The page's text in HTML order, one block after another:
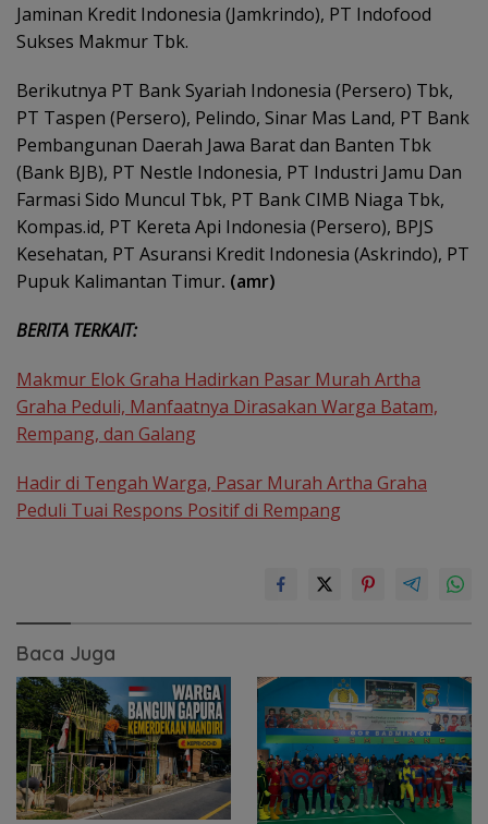
Jaminan Kredit Indonesia (Jamkrindo), PT Indofood
Sukses Makmur Tbk.
Berikutnya PT Bank Syariah Indonesia (Persero) Tbk,
PT Taspen (Persero), Pelindo, Sinar Mas Land, PT Bank
Pembangunan Daerah Jawa Barat dan Banten Tbk
(Bank BJB), PT Nestle Indonesia, PT Industri Jamu Dan
Farmasi Sido Muncul Tbk, PT Bank CIMB Niaga Tbk,
Kompas.id, PT Kereta Api Indonesia (Persero), BPJS
Kesehatan, PT Asuransi Kredit Indonesia (Askrindo), PT
Pupuk Kalimantan Timur. (amr)
BERITA TERKAIT:
Makmur Elok Graha Hadirkan Pasar Murah Artha
Graha Peduli, Manfaatnya Dirasakan Warga Batam,
Rempang, dan Galang
Hadir di Tengah Warga, Pasar Murah Artha Graha
Peduli Tuai Respons Positif di Rempang
Baca Juga